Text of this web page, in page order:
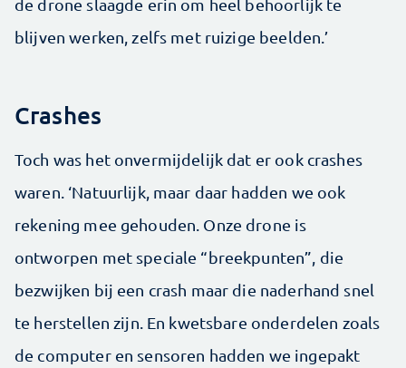
de drone slaagde erin om heel behoorlijk te
blijven werken, zelfs met ruizige beelden.’
Crashes
Toch was het onvermijdelijk dat er ook crashes
waren. ‘Natuurlijk, maar daar hadden we ook
rekening mee gehouden. Onze drone is
ontworpen met speciale “breekpunten”, die
bezwijken bij een crash maar die naderhand snel
te herstellen zijn. En kwetsbare onderdelen zoals
de computer en sensoren hadden we ingepakt